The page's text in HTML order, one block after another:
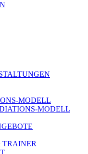
MODELL
MODELL